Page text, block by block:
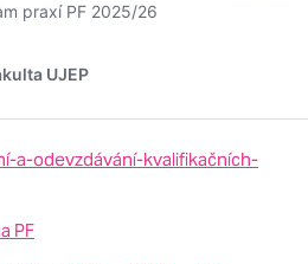
a-odevzdávání-kvalifikačních-
PF